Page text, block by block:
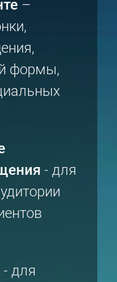
–
формы,
- для
- для